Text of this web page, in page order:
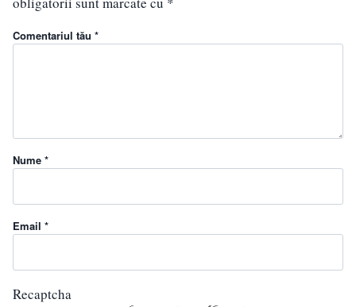
Comentariul tău *
Nume *
Email *
Recaptcha